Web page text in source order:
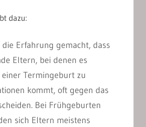
dazu:
Erfahrung gemacht, dass
Eltern, bei denen es
Termingeburt zu
kommt, oft gegen das
Bei Frühgeburten
sich Eltern meistens